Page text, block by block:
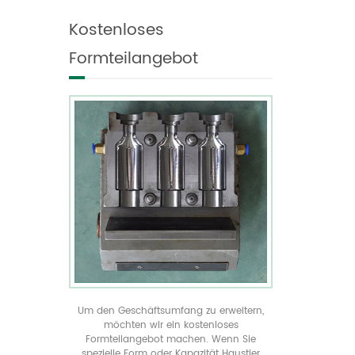
produzieren es.
allen Größen anzeigen
einzigartige
unser kostenloses
Spritzgussangebot
Kostenloses
Formteilangebot
Um den Geschäftsumfang zu erweitern,
möchten wir ein kostenloses
Formteilangebot machen. Wenn Sie